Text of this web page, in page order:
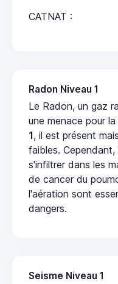
CATNAT :
Radon Niveau 1
Le Radon, un gaz
une menace pour
1, il est présent
faibles.
s'infiltrer dans les
de cancer du
l'aération sont
dangers.
Seisme Niveau 1